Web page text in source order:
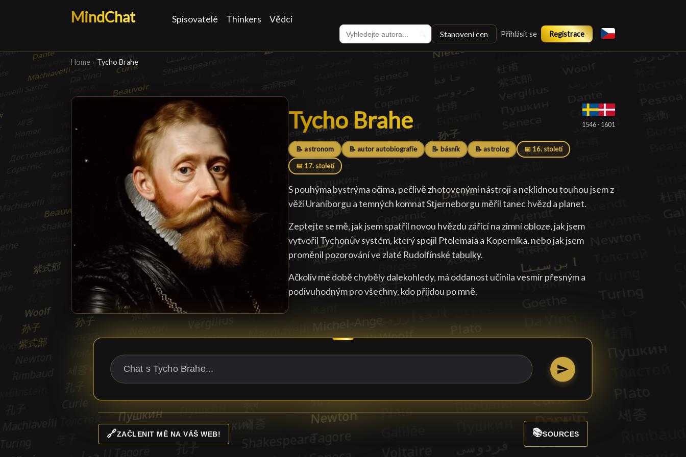
MindChat Spisovatelé Thinkers Vědci
Stanovení cen Přihlásit se Registrace
Home › Tycho Brahe
Tycho Brahe
Tycho Brahe 1546 - 1601
📝 astronom 📝 autor autobiografie 📝 básník 📝 astrolog 📅 16. století
📅 17. století
S pouhýma bystrýma očima, pečlivě zhotovenými nástroji a neklidnou touhou jsem z
věží Uraniborgu a temných komnat Stjerneborgu měřil tanec hvězd a planet.
Zeptejte se mě, jak jsem spatřil novou hvězdu zářící na zimní obloze, jak jsem
vytvořil Tychonův systém, který spojil Ptolemaia a Koperníka, nebo jak jsem
proměnil pozorování ve zlaté Rudolfínské tabulky.
Ačkoliv mé době chyběly dalekohledy, má oddanost učinila vesmír přesným a
podivuhodným pro všechny, kdo přijdou po mně.
🔗ZAČLENIT MĚ NA VÁŠ WEB! 📚SOURCES